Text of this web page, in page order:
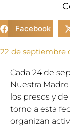
Facebook
22 de septiembre
Cada 24 de
Nuestra
los presos y
torno a esta
organizan